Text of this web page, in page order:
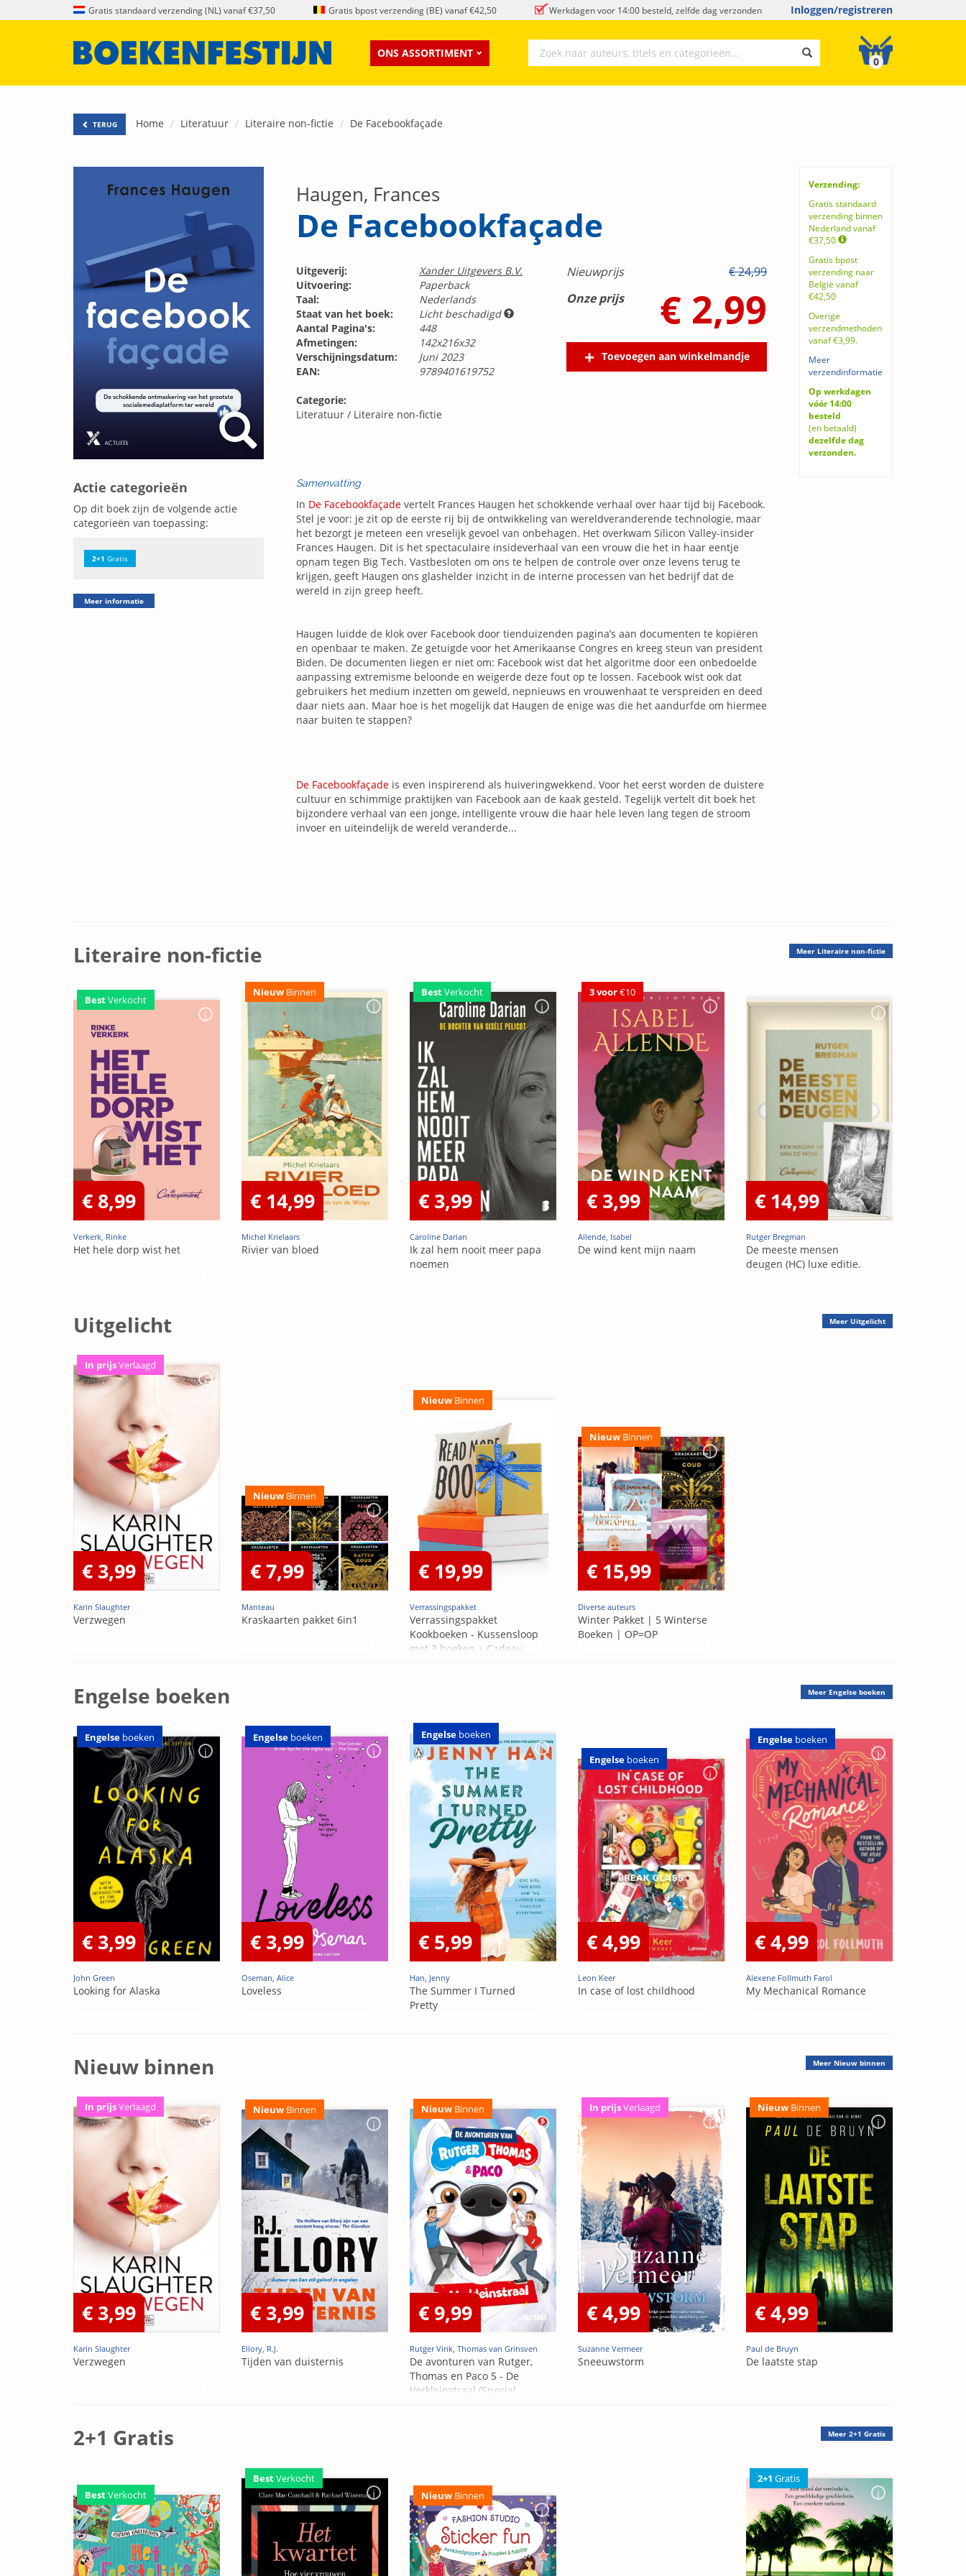
Gratis standaard verzending (NL) vanaf €37,50 Gratis bpost verzending (BE) vanaf €42,50 Werkdagen voor 14:00 besteld, zelfde dag verzonden Inloggen/registreren
ONS ASSORTIMENT
0
TERUG Home Literatuur Literaire non-fictie De Facebookfaçade
Actie categorieën
Op dit boek zijn de volgende actie
categorieën van toepassing:
2+1 Gratis
Meer informatie
Verzending:
Gratis standaard
verzending binnen
Nederland vanaf
€37,50
Gratis bpost
verzending naar
België vanaf
€42,50
Overige
verzendmethoden
vanaf €3,99.
Meer
verzendinformatie
Op werkdagen
vóór 14:00
besteld
(en betaald)
dezelfde dag
verzonden.
Haugen, Frances
De Facebookfaçade
Uitgeverij:
Xander Uitgevers B.V.
Uitvoering:
Paperback
Taal:
Nederlands
Staat van het boek:
Licht beschadigd
Aantal Pagina's:
448
Afmetingen:
142x216x32
Verschijningsdatum:
Juni 2023
EAN:
9789401619752
Nieuwprijs
€ 24,99
Onze prijs
€ 2,99
Toevoegen aan winkelmandje
Categorie:
Literatuur / Literaire non-fictie
Samenvatting
In De Facebookfaçade vertelt Frances Haugen het schokkende verhaal over haar tijd bij Facebook.
Stel je voor: je zit op de eerste rij bij de ontwikkeling van wereldveranderende technologie, maar
het bezorgt je meteen een vreselijk gevoel van onbehagen. Het overkwam Silicon Valley-insider
Frances Haugen. Dit is het spectaculaire insideverhaal van een vrouw die het in haar eentje
opnam tegen Big Tech. Vastbesloten om ons te helpen de controle over onze levens terug te
krijgen, geeft Haugen ons glashelder inzicht in de interne processen van het bedrijf dat de
wereld in zijn greep heeft.
Haugen luidde de klok over Facebook door tienduizenden pagina’s aan documenten te kopiëren
en openbaar te maken. Ze getuigde voor het Amerikaanse Congres en kreeg steun van president
Biden. De documenten liegen er niet om: Facebook wist dat het algoritme door een onbedoelde
aanpassing extremisme beloonde en weigerde deze fout op te lossen. Facebook wist ook dat
gebruikers het medium inzetten om geweld, nepnieuws en vrouwenhaat te verspreiden en deed
daar niets aan. Maar hoe is het mogelijk dat Haugen de enige was die het aandurfde om hiermee
naar buiten te stappen?
De Facebookfaçade is even inspirerend als huiveringwekkend. Voor het eerst worden de duistere
cultuur en schimmige praktijken van Facebook aan de kaak gesteld. Tegelijk vertelt dit boek het
bijzondere verhaal van een jonge, intelligente vrouw die haar hele leven lang tegen de stroom
invoer en uiteindelijk de wereld veranderde...
Literaire non-fictie Meer Literaire non-fictie
BestVerkocht
€ 8,99
Verkerk, Rinke
Het hele dorp wist het
Nieuw Binnen
€ 14,99
Michel Krielaars
Rivier van bloed
BestVerkocht
€ 3,99
Caroline Darian
Ik zal hem nooit meer papa
noemen
3 voor€10
€ 3,99
Allende, Isabel
De wind kent mijn naam
€ 14,99
Rutger Bregman
De meeste mensen
deugen (HC) luxe editie.
Uitgelicht Meer Uitgelicht
In prijsVerlaagd
€ 3,99
Karin Slaughter
Verzwegen
Nieuw Binnen
€ 7,99
Manteau
Kraskaarten pakket 6in1
Nieuw Binnen
€ 19,99
Verrassingspakket
Verrassingspakket
Kookboeken - Kussensloop
met 3 boeken + Cadeau
Nieuw Binnen
€ 15,99
Diverse auteurs
Winter Pakket | 5 Winterse
Boeken | OP=OP
Engelse boeken Meer Engelse boeken
Engelse boeken
€ 3,99
John Green
Looking for Alaska
Engelse boeken
€ 3,99
Oseman, Alice
Loveless
Engelse boeken
€ 5,99
Han, Jenny
The Summer I Turned
Pretty
Engelse boeken
€ 4,99
Leon Keer
In case of lost childhood
Engelse boeken
€ 4,99
Alexene Follmuth Farol
My Mechanical Romance
Nieuw binnen Meer Nieuw binnen
In prijsVerlaagd
€ 3,99
Karin Slaughter
Verzwegen
Nieuw Binnen
€ 3,99
Ellory, R.J.
Tijden van duisternis
Nieuw Binnen
€ 9,99
Rutger Vink, Thomas van Grinsven
De avonturen van Rutger,
Thomas en Paco 5 - De
Verkleinstraal (Special
In prijsVerlaagd
€ 4,99
Suzanne Vermeer
Sneeuwstorm
Nieuw Binnen
€ 4,99
Paul de Bruyn
De laatste stap
2+1 Gratis Meer 2+1 Gratis
BestVerkocht
BestVerkocht
Nieuw Binnen
2+1 Gratis